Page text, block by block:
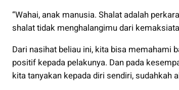
“Wahai, anak manusia. Shalat adalah
shalat tidak menghalangimu dari
Dari nasihat beliau ini, kita bisa memahami
positif kepada pelakunya. Dan pada
kita tanyakan kepada diri sendiri, sudahkah